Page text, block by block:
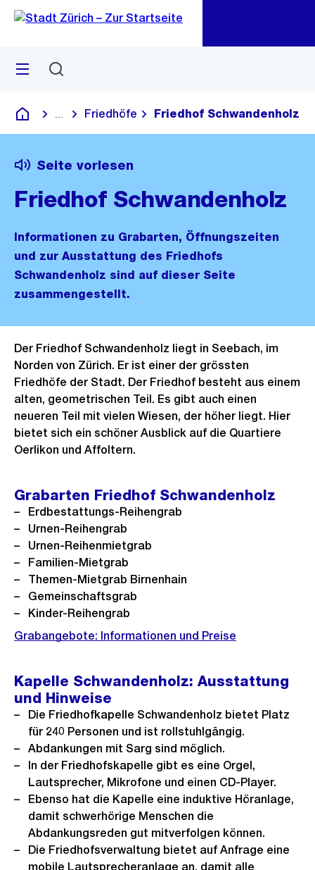
Navigation
Sprunglink
Menü
Deutsch
Blende alle Breadcrumbs ein
Friedhöfe Friedhof Schwandenholz
Seite vorlesen
Friedhof Schwandenholz
Informationen zu Grabarten, Öffnungszeiten
und zur Ausstattung des Friedhofs
Schwandenholz sind auf dieser Seite
zusammengestellt.
Der Friedhof Schwandenholz liegt in Seebach, im
Norden von Zürich. Er ist einer der grössten
Friedhöfe der Stadt. Der Friedhof besteht aus einem
alten, geometrischen Teil. Es gibt auch einen
neueren Teil mit vielen Wiesen, der höher liegt. Hier
bietet sich ein schöner Ausblick auf die Quartiere
Oerlikon und Affoltern.
Grabarten Friedhof Schwandenholz
Erdbestattungs-Reihengrab
Urnen-Reihengrab
Urnen-Reihenmietgrab
Familien-Mietgrab
Themen-Mietgrab Birnenhain
Gemeinschaftsgrab
Kinder-Reihengrab
Grabangebote: Informationen und Preise
Kapelle Schwandenholz: Ausstattung
und Hinweise
Die Friedhofkapelle Schwandenholz bietet Platz
für 240 Personen und ist rollstuhlgängig.
Abdankungen mit Sarg sind möglich.
In der Friedhofskapelle gibt es eine Orgel,
Lautsprecher, Mikrofone und einen CD-Player.
Ebenso hat die Kapelle eine induktive Höranlage,
damit schwerhörige Menschen die
Abdankungsreden gut mitverfolgen können.
Die Friedhofsverwaltung bietet auf Anfrage eine
mobile Lautsprecheranlage an, damit alle